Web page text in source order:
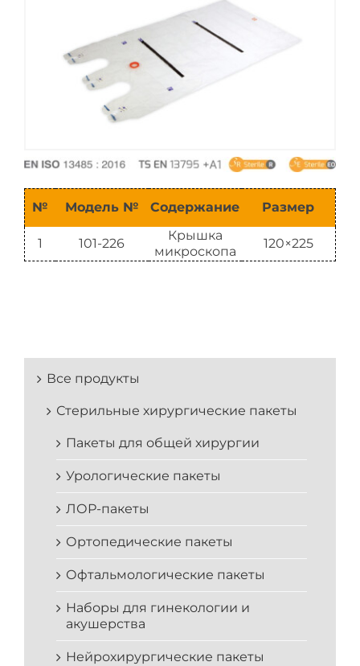
Каталог
№ Модель № Содержание Размер
1 101-226
Крышка
микроскопа
120×225
Все продукты
Стерильные хирургические пакеты
Пакеты для общей хирургии
Урологические пакеты
ЛОР-пакеты
Ортопедические пакеты
Офтальмологические пакеты
Наборы для гинекологии и
акушерства
Нейрохирургические пакеты